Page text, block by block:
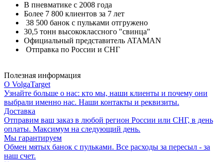
В пневматике с 2008 года
Более 7 800 клиентов за 7 лет
38 500 банок с пульками отгружено
30,5 тонн высококлассного "свинца"
Официальный представитель ATAMAN
Отправка по России и СНГ
Полезная информация
О VolgaTarget
Узнайте больше о нас: кто мы, наши клиенты и почему они
выбрали именно нас. Наши контакты и реквизиты.
Доставка
Отправим ваш заказ в любой регион России или СНГ, в день
оплаты. Максимум на следующий день.
Мы гарантируем
Обмен мятых банок с пульками. Все расходы за пересыл - за
наш счет.